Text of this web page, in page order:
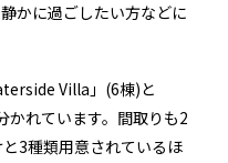
かに過ごしたい方などに
Villa」(6棟)と
かれています。間取りも2
3種類用意されているほ